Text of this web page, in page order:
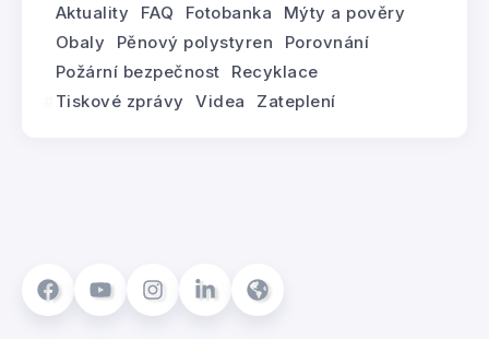
Aktuality FAQ Fotobanka
Mýty a pověry
Obaly
Pěnový polystyren
Porovnání
Požární bezpečnost
Recyklace
Tiskové zprávy
Videa Zateplení